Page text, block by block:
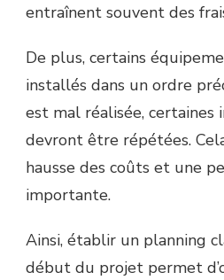
entraînent souvent des
De plus, certains
installés dans un ordre
est mal réalisée, certaines
devront être répétées.
hausse des coûts et une
importante.
Ainsi, établir un planning
début du projet permet